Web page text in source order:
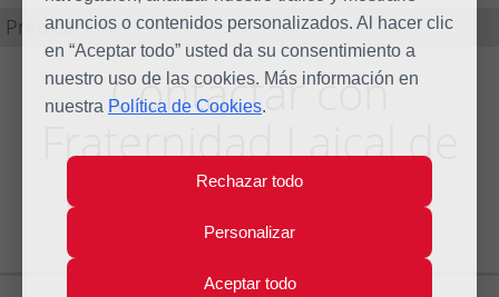
anuncios o contenidos personalizados. Al hacer clic
en “Aceptar todo” usted da su consentimiento a
nuestro uso de las cookies. Más información en
nuestra Política de Cookies.
Rechazar todo
Personalizar
Aceptar todo
Predicación
Contactar con
Fraternidad Laical de
Santo Domingo de
Valencia